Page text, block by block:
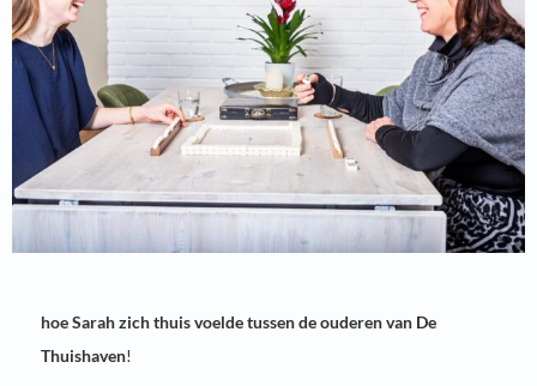
hoe Sarah zich thuis voelde tussen de ouderen van De
Thuishaven!